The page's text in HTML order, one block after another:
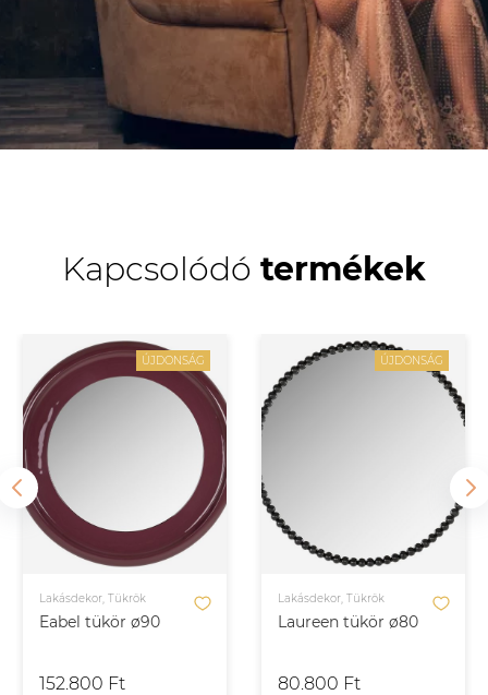
Kapcsolódó termékek
ÚJDONSÁG
Eabel tükör ø90
Lakásdekor, Tükrök
152.800 Ft
ÚJDONSÁG
Laureen tükör ø80
Lakásdekor, Tükrök
80.800 Ft